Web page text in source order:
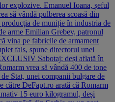
explozive. Emanuel Ioana, șeful
să vândă pulberea scoasă din
de muniție în industria de
arme Emilian Grebev, patronul
vina pe fabricile de armament
fals, spune directorul unei
Sabotaj: deși aflată în
vrea să vândă 400 de tone
Stat, unei companii bulgare de
către DeFapt.ro arată că Romarm
15 euro kilogramul, deși